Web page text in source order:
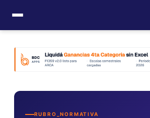
contenido
RUBRO_NORMATIVA